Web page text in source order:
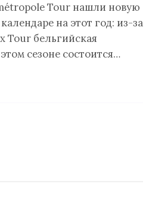
Tour нашли новую
на этот год: из-за
Tour бельгийская
сезоне состоится…